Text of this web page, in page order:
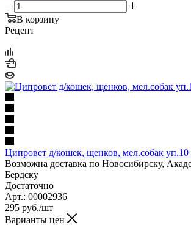
В корзину
Рецепт
Ципровет д/кошек, щенков, мел.собак уп.10
Возможна доставка по Новосибирску,
Бердску
Достаточно
Арт.: 00002936
295 руб./шт
Варианты цен